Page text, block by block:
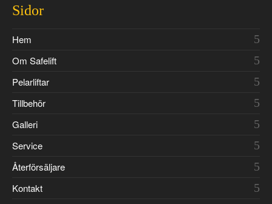
Sidor
Hem
Om Safelift
Pelarliftar
Tillbehör
Galleri
Service
Återförsäljare
Kontakt